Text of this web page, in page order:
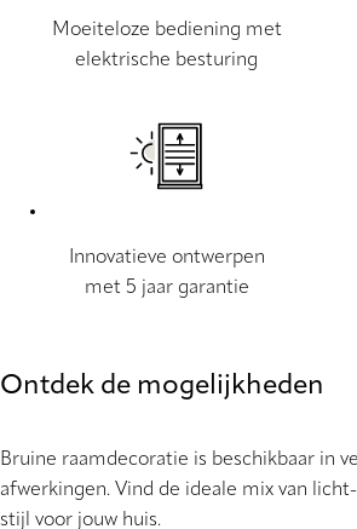
Moeiteloze bediening met
elektrische besturing
Innovatieve ontwerpen
met 5 jaar garantie
Ontdek de mogelijkheden
Bruine raamdecoratie is beschikbaar in
afwerkingen. Vind de ideale mix van
stijl voor jouw huis.